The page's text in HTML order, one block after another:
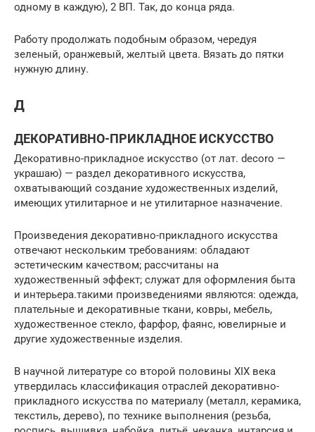
одному в каждую), 2 ВП. Так, до конца ряда.
Работу продолжать подобным образом, чередуя
зеленый, оранжевый, желтый цвета. Вязать до пятки
нужную длину.
Д
ДЕКОРАТИВНО-ПРИКЛАДНОЕ ИСКУССТВО
Декоративно-прикладное искусство (от лат. decoro —
украшаю) — раздел декоративного искусства,
охватывающий создание художественных изделий,
имеющих утилитарное и не утилитарное назначение.
Произведения декоративно-прикладного искусства
отвечают нескольким требованиям: обладают
эстетическим качеством; рассчитаны на
художественный эффект; служат для оформления быта
и интерьера.такими произведениями являются: одежда,
плательные и декоративные ткани, ковры, мебель,
художественное стекло, фарфор, фаянс, ювелирные и
другие художественные изделия.
В научной литературе со второй половины XIX века
утвердилась классификация отраслей декоративно-
прикладного искусства по материалу (металл, керамика,
текстиль, дерево), по технике выполнения (резьба,